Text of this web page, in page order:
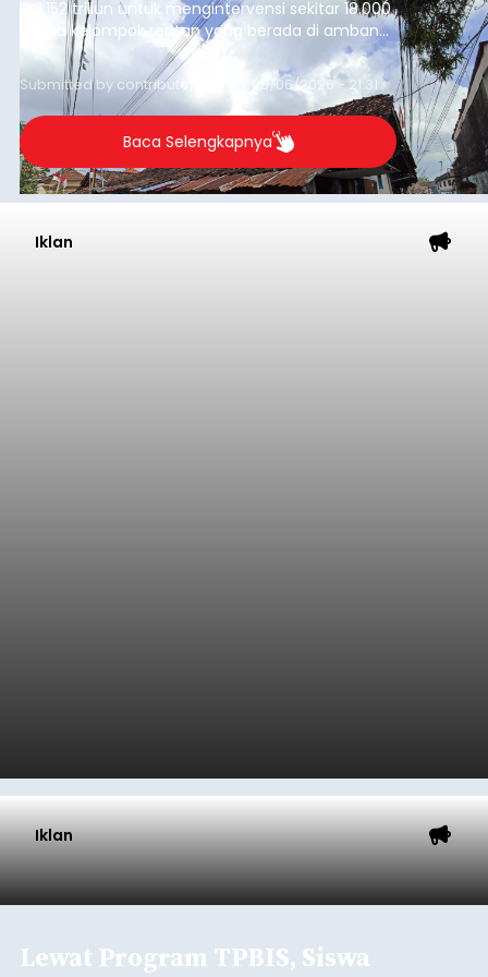
Rp1,152 triliun untuk mengintervensi sekitar 18.000
warga kelompok rentan yang berada di ambang
garis kemiskinan. Langkah strategis ini diambil
guna menjaga masyarakat yang berada pada
kelompok desil 5 dan 6 tersebut agar tidak
merosot ke kategori miskin.
Submitted by contributor Thu, 08/06/2026 - 21:31
Baca Selengkapnya
Iklan
Iklan
Lewat Program TPBIS, Siswa